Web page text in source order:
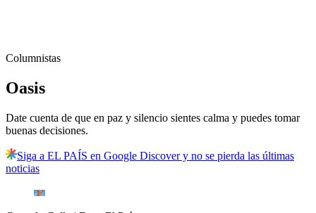
Columnistas
Oasis
Date cuenta de que en paz y silencio sientes calma y puedes tomar
buenas decisiones.
Siga a EL PAÍS en Google Discover y no se pierda las últimas
noticias